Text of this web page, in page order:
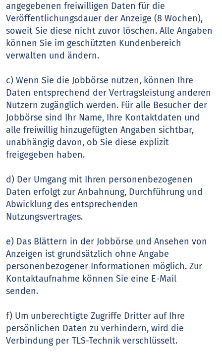
angegebenen freiwilligen Daten für die
Veröffentlichungsdauer der Anzeige (8 Wochen),
soweit Sie diese nicht zuvor löschen. Alle Angaben
können Sie im geschützten Kundenbereich
verwalten und ändern.
c) Wenn Sie die Jobbörse nutzen, können Ihre
Daten entsprechend der Vertragsleistung anderen
Nutzern zugänglich werden. Für alle Besucher der
Jobbörse sind Ihr Name, Ihre Kontaktdaten und
alle freiwillig hinzugefügten Angaben sichtbar,
unabhängig davon, ob Sie diese explizit
freigegeben haben.
d) Der Umgang mit Ihren personenbezogenen
Daten erfolgt zur Anbahnung, Durchführung und
Abwicklung des entsprechenden
Nutzungsvertrages.
e) Das Blättern in der Jobbörse und Ansehen von
Anzeigen ist grundsätzlich ohne Angabe
personenbezogener Informationen möglich. Zur
Kontaktaufnahme können Sie eine E-Mail
senden.
f) Um unberechtigte Zugriffe Dritter auf Ihre
persönlichen Daten zu verhindern, wird die
Verbindung per TLS-Technik verschlüsselt.